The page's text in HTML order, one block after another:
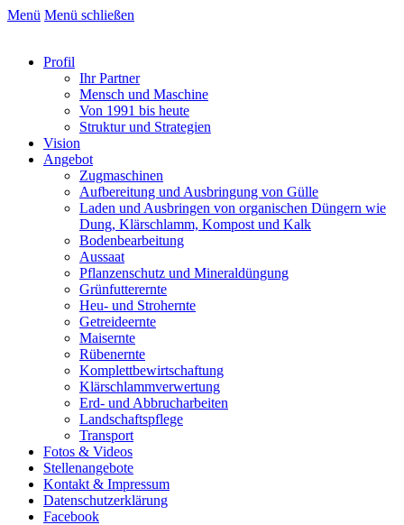
Menü Menü schließen
Profil
Ihr Partner
Mensch und Maschine
Von 1991 bis heute
Struktur und Strategien
Vision
Angebot
Zugmaschinen
Aufbereitung und Ausbringung von Gülle
Laden und Ausbringen von organischen Düngern wie
Dung, Klärschlamm, Kompost und Kalk
Bodenbearbeitung
Aussaat
Pflanzenschutz und Mineraldüngung
Grünfutterernte
Heu- und Strohernte
Getreideernte
Maisernte
Rübenernte
Komplettbewirtschaftung
Klärschlammverwertung
Erd- und Abbrucharbeiten
Landschaftspflege
Transport
Fotos & Videos
Stellenangebote
Kontakt & Impressum
Datenschutzerklärung
Facebook